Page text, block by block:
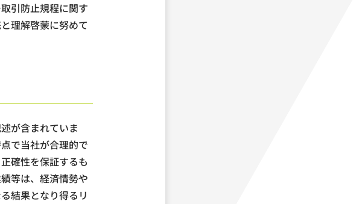
引防止規程に関す
理解啓蒙に努めて
が含まれていま
で当社が合理的で
確性を保証するも
等は、経済情勢や
結果となり得るリ